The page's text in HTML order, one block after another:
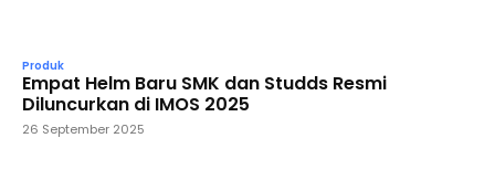
Produk
Empat Helm Baru SMK dan Studds Resmi
Diluncurkan di IMOS 2025
26 September 2025